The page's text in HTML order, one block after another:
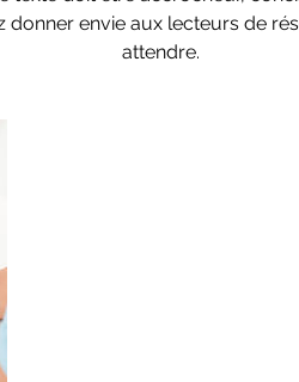
donner envie aux lecteurs de
attendre.